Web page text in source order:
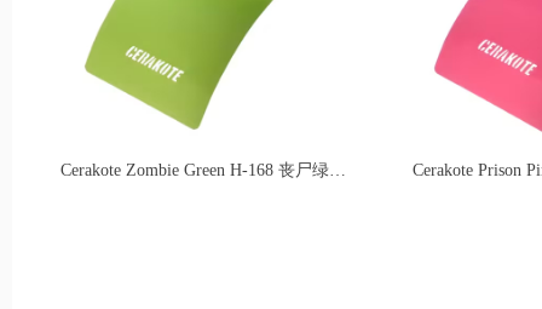
Cerakote Zombie Green H-168 丧尸绿，暗沉灰青苔绿，复古做旧暗绿，偏灰冷调